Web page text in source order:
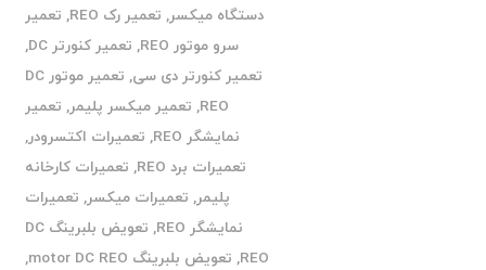
دستگاه میکسر, تعمیر رک REO , تعمیر
سرو موتور REO
, تعمیر کنورتر DC
,
تعمیر کنورتر دی سی,
تعمیر موتور DC
REO
, تعمیر میکسر پلیمر, تعمیر
نمایشگر REO
, تعمیرات اکتسرودر,
تعمیرات برد REO
, تعمیرات کارخانه
پلیمر, تعمیرات میکسر, تعمیرات
نمایشگر REO
,
تعویض بلبرینگ DC
REO
, تعویض بلبرینگ motor DC REO
,